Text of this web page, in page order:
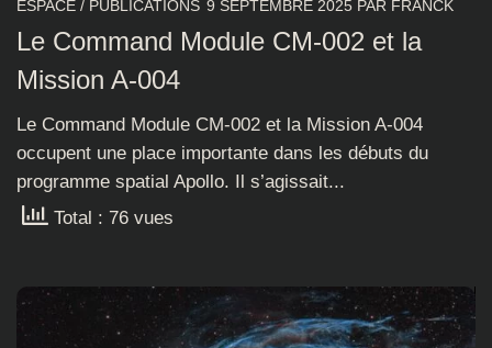
ESPACE / PUBLICATIONS 9 SEPTEMBRE 2025 PAR FRANCK
Le Command Module CM-002 et la
Mission A-004
Le Command Module CM-002 et la Mission A-004
occupent une place importante dans les débuts du
programme spatial Apollo. Il s’agissait...
Total : 76 vues